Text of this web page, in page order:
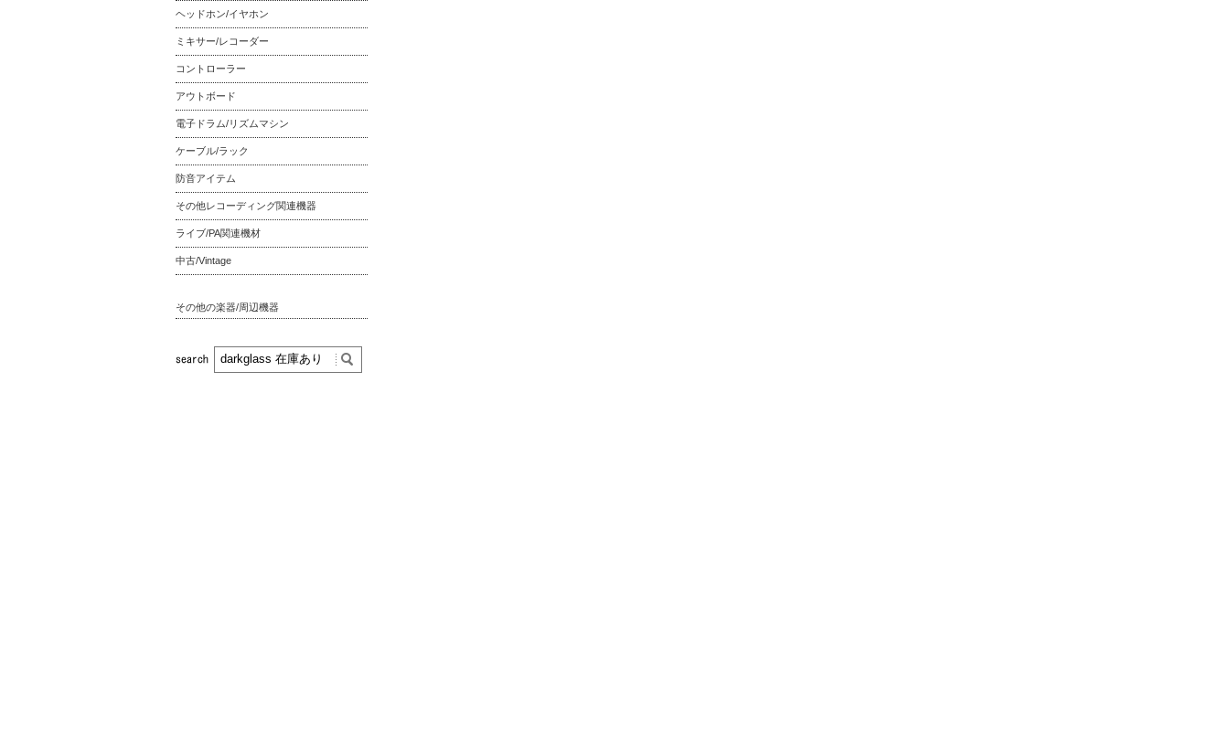
ヘッドホン/イヤホン
ミキサー/レコーダー
コントローラー
アウトボード
電子ドラム/リズムマシン
ケーブル/ラック
防音アイテム
その他レコーディング関連機器
ライブ/PA関連機材
中古/Vintage
その他の楽器/周辺機器